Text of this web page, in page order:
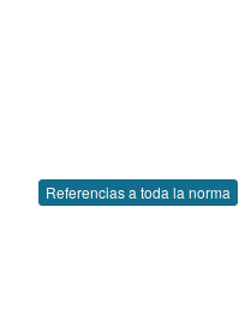
Referencias a toda la norma